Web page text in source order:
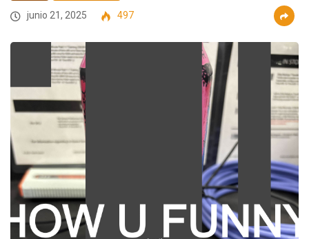
junio 21, 2025
497